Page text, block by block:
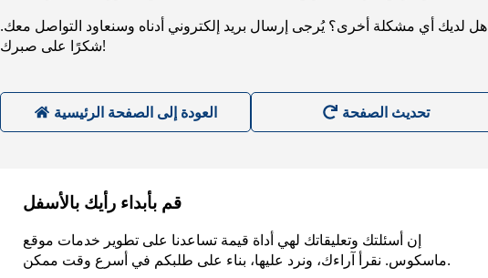
هل لديك أي مشكلة أخرى؟ يُرجى إرسال بريد إلكتروني أدناه وسنعاود التواصل معك.
شكرًا على صبرك!
العودة إلى الصفحة الرئيسية
قم بأبداء رأيك بالأسفل
إن أسئلتك وتعليقاتك لهي أداة قيمة تساعدنا على تطوير خدمات موقع
ماسكوس. نقرأ آراءك، ونرد عليها، بناء على طلبكم في أسرع وقت ممكن.